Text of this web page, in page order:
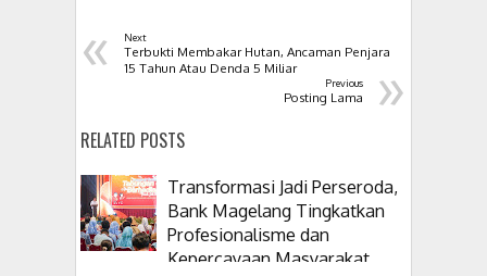
« Next
Terbukti Membakar Hutan, Ancaman Penjara
15 Tahun Atau Denda 5 Miliar
»
Previous
Posting Lama
RELATED POSTS
Transformasi Jadi Perseroda,
Bank Magelang Tingkatkan
Profesionalisme dan
Kepercayaan Masyarakat